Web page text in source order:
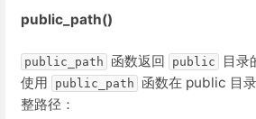
public_path()
public_path 函数返回 public
目录
使用
public_path
函数在 public 目
整路径：